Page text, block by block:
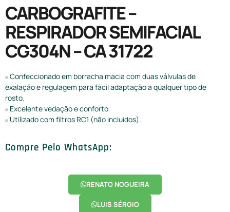
CARBOGRAFITE –
RESPIRADOR SEMIFACIAL
CG304N – CA 31722
Confeccionado em borracha macia com duas válvulas de
exalação e regulagem para fácil adaptação a qualquer tipo de
rosto.
Excelente vedação e conforto.
Utilizado com filtros RC1 (não incluídos).
Compre Pelo WhatsApp:
RENATO NOGUEIRA
LUIS SÉRGIO